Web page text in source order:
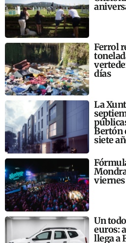
Ferrol
días
La
Bertón
siete
Un
euros:
llega a